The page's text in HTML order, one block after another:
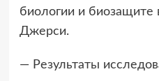
биологии и биозащите
Джерси.
— Результаты